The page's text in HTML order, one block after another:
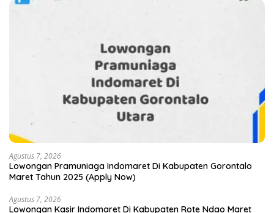
Agustus 7, 2026
Lowongan Pramuniaga Indomaret Di Kabupaten Gorontalo
Maret Tahun 2025 (Apply Now)
Agustus 7, 2026
Lowongan Kasir Indomaret Di Kabupaten Rote Ndao Maret